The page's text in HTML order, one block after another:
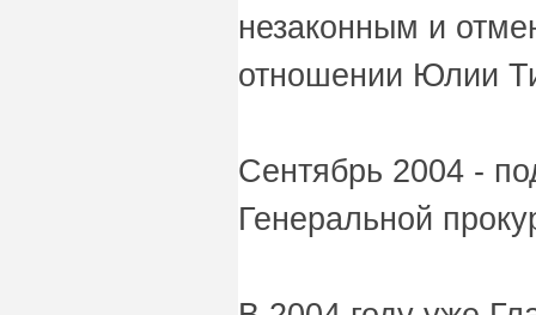
незаконным и
отношении Юлии
Сентябрь 2004 -
Генеральной